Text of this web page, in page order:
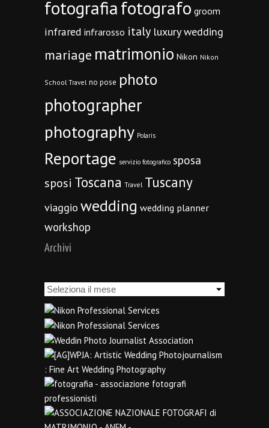
fotografiafotografo groom
infrared infrarosso italy luxury wedding
mariage matrimonio Nikon Nikon
School Travel no pose photo
photographer
photography Polaris
Reportage servizio fotografico sposa
sposi Toscana Travel Tuscany
viaggio wedding wedding planner
workshop
Archivi
Archivi